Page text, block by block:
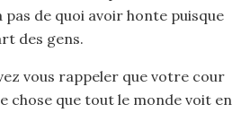
pas de quoi avoir honte puisque
des gens.
vous rappeler que votre cour
chose que tout le monde voit en